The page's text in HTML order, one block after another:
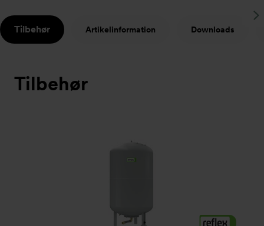
Tilbehør Artikelinformation Downloads
Tilbehør